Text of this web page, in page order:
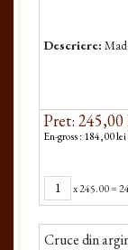
Descriere:
Pret:
En-gross : 184,00
x245.00=
Cruce din